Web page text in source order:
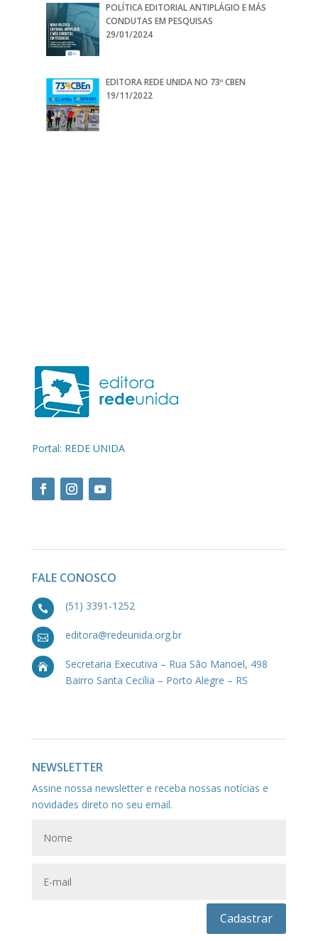
POLÍTICA EDITORIAL ANTIPLÁGIO E MÁS
CONDUTAS EM PESQUISAS
29/01/2024
EDITORA REDE UNIDA NO 73º CBEN
19/11/2022
Portal: REDE UNIDA
FALE CONOSCO
 (51) 3391-1252
 editora@redeunida.org.br

Secretaria Executiva – Rua São Manoel, 498
Bairro Santa Cecília – Porto Alegre – RS
NEWSLETTER
Assine nossa newsletter e receba nossas notícias e
novidades direto no seu email.
Cadastrar